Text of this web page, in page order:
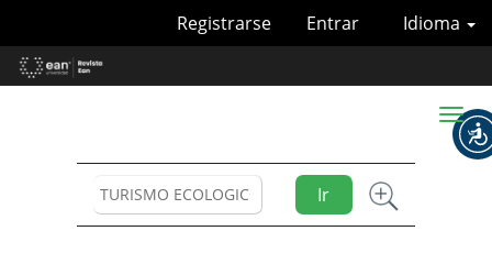
Contenido
principal
Idioma
Registrarse Entrar
Ir
Toggle